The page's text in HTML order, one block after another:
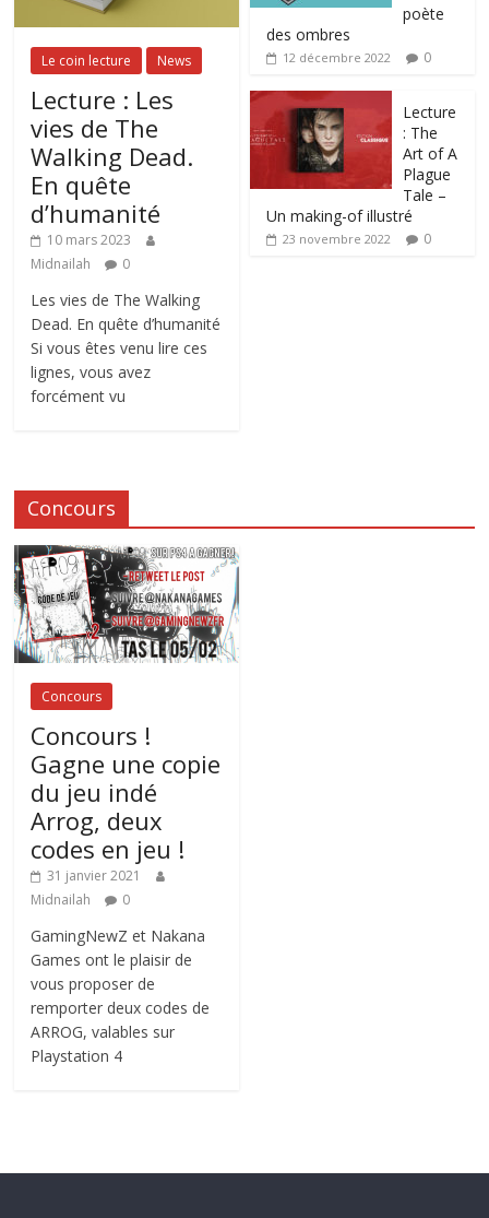
Le coin lecture News
Lecture : Les
vies de The
Walking Dead.
En quête
d’humanité
10 mars 2023
Midnailah
0
Les vies de The Walking
Dead. En quête d’humanité
Si vous êtes venu lire ces
lignes, vous avez
forcément vu
poète
des ombres
12 décembre 2022 0
Lecture
: The
Art of A
Plague
Tale –
Un making-of illustré
23 novembre 2022 0
Concours
Concours
Concours !
Gagne une copie
du jeu indé
Arrog, deux
codes en jeu !
31 janvier 2021
Midnailah
0
GamingNewZ et Nakana
Games ont le plaisir de
vous proposer de
remporter deux codes de
ARROG, valables sur
Playstation 4